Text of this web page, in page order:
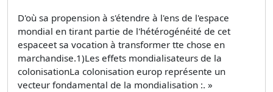
D'où sa propension à s'étendre à l'ens de l'espace
mondial en tirant partie de l'hétérogénéité de cet
espaceet sa vocation à transformer tte chose en
marchandise.1)Les effets mondialisateurs de la
colonisationLa colonisation europ représente un
vecteur fondamental de la mondialisation :. »